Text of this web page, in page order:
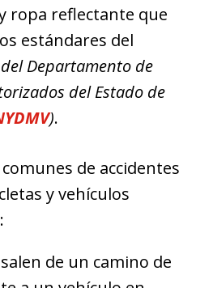
ropa reflectante que
estándares del
Departamento de
del Estado de
).
de accidentes
y vehículos
de un camino de